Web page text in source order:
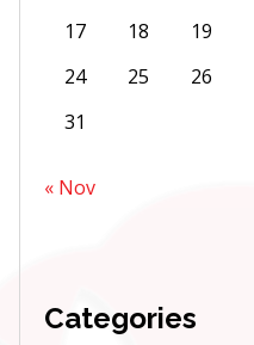
17
18 19
24
25 26
31
« Nov
Categories